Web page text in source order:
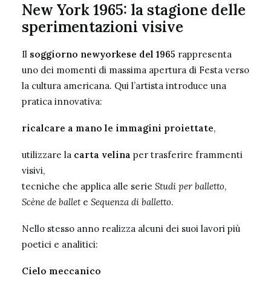
New York 1965: la stagione delle
sperimentazioni visive
Il soggiorno newyorkese del 1965 rappresenta
uno dei momenti di massima apertura di Festa verso
la cultura americana. Qui l’artista introduce una
pratica innovativa:
ricalcare a mano le immagini proiettate,
utilizzare la carta velina per trasferire frammenti
visivi,
tecniche che applica alle serie Studi per balletto,
Scène de ballete Sequenza di balletto.
Nello stesso anno realizza alcuni dei suoi lavori più
poetici e analitici:
Cielo meccanico